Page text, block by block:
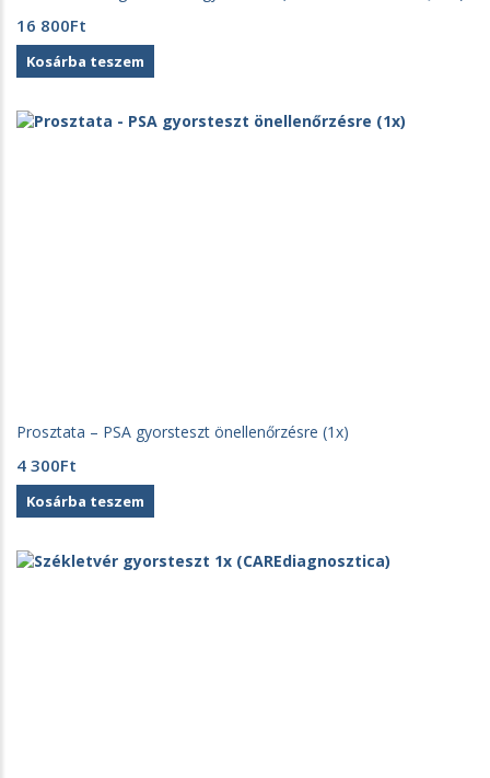
16 800Ft
Kosárba teszem
Prosztata – PSA gyorsteszt önellenőrzésre (1x)
4 300Ft
Kosárba teszem